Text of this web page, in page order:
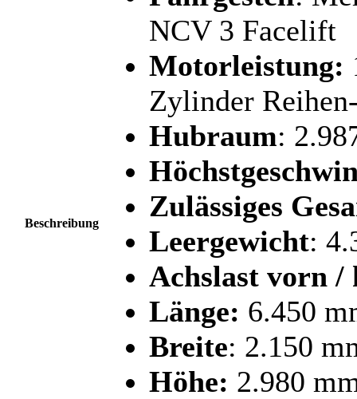
Beschreibung
NCV 3 Facelift
Motorleistung:
Zylinder
Hubraum:
Zulässiges
Leergewicht:
Achslast vorn /
Länge: 6.450
Breite: 2.150
Höhe: 2.980